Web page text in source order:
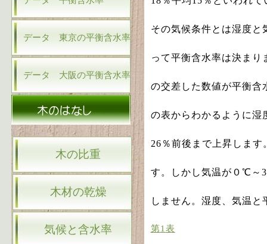
その気候条件とは湿度
って平衡含水率は決ま
の交差した数値が平衡含
の表からわかるように湿
26 ％前後まで上昇しま
す。しかし気温が０℃～
しません。湿度、気温
第1 表
データ 東京の平衡含水率
データ 大阪の平衡含水率
木の比重
木材の乾燥
気候と含水率